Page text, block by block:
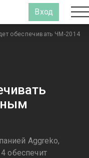
Вход
обеспечивать ЧМ-2014
Aggreko,
обеспечит